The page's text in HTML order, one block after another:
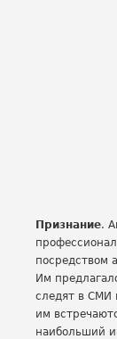
Признание.
посредством
Им
следят в СМИ
им
наибольший